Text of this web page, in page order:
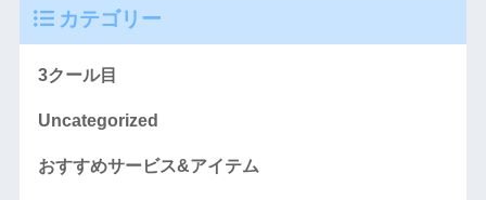
カテゴリー
3クール目
Uncategorized
おすすめサービス&アイテム